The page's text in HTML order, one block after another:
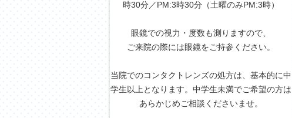
時30分／PM:3時30分（土曜のみPM:3時）
眼鏡での視力・度数も測りますので、
ご来院の際には眼鏡をご持参ください。
当院でのコンタクトレンズの処方は、基本的に中
学生以上となります。中学生未満でご希望の方は
あらかじめご相談くださいませ。